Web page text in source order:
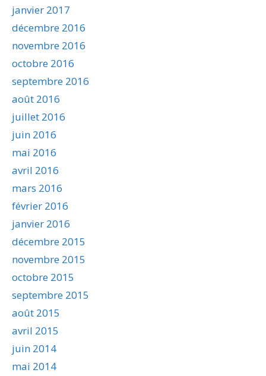
janvier 2017
décembre 2016
novembre 2016
octobre 2016
septembre 2016
août 2016
juillet 2016
juin 2016
mai 2016
avril 2016
mars 2016
février 2016
janvier 2016
décembre 2015
novembre 2015
octobre 2015
septembre 2015
août 2015
avril 2015
juin 2014
mai 2014